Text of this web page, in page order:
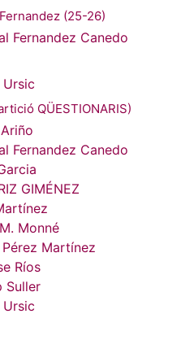
(25-26)
Fernandez Canedo
Ursic
QÜESTIONARIS)
Fernandez Canedo
GIMÉNEZ
Monné
Pérez Martínez
Ríos
Suller
Ursic